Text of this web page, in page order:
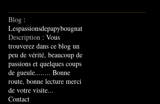
Blog :
Lespassionsdepapybougnat
Description : Vous
trouverez dans ce blog un
peu de vérité, beaucoup de
passions et quelques coups
de gueule........ Bonne
route, bonne lecture merci
de votre visite...
Contact